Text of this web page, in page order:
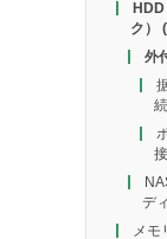
ク）
外
続
デ
メモ